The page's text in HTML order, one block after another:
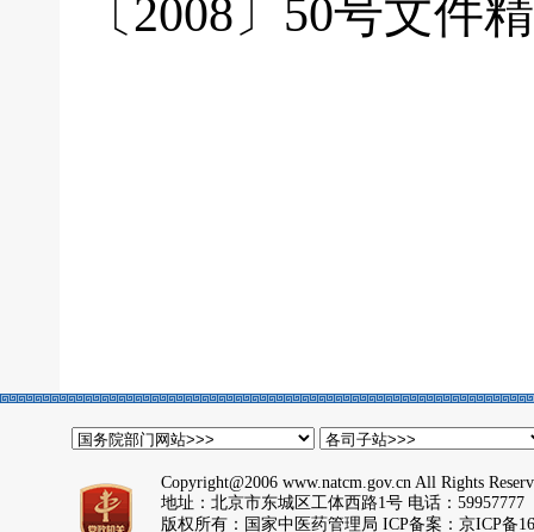
〔2008〕50号文件
Copyright@2006 www.natcm.gov.cn All Rights
地址：北京市东城区工体西路1号 电话：59957777
版权所有：国家中医药管理局 ICP备案： 京ICP备